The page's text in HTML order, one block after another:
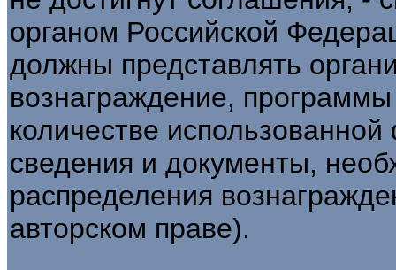
органом Российской
должны представлять
вознаграждение,
количестве
сведения и документы,
распределения
авторском праве).